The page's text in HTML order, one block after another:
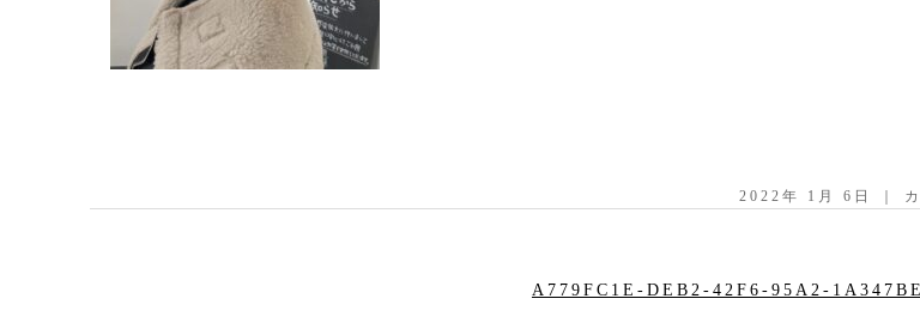
2022年 1月 6日 ｜ カ
A779FC1E-DEB2-42F6-95A2-